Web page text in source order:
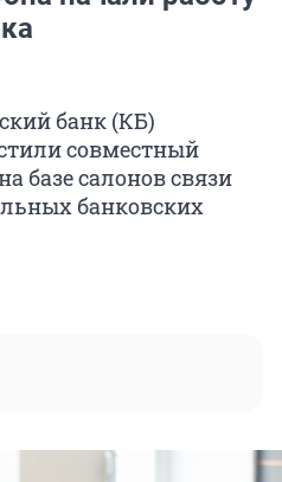
банк (КБ)
совместный
базе салонов связи
банковских